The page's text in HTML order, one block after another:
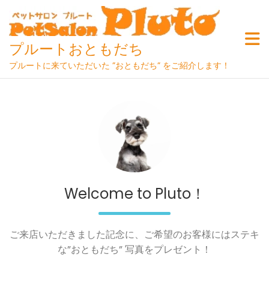
content
プルートおともだち
プルートに来ていただいた ”おともだち” をご紹介します！
Welcome to Pluto！
ご来店いただきました記念に、ご希望のお客様にはステキ
な”おともだち” 写真をプレゼント！